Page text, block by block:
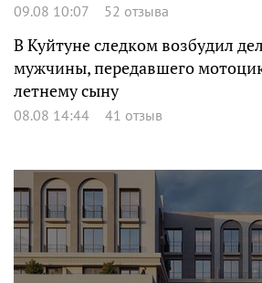
09.08 10:07 52 отзыва
В Куйтуне следком возбудил
мужчины, передавшего
летнему сыну
08.08 14:44 41 отзыв